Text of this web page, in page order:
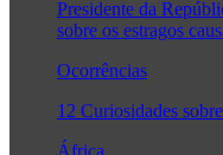
Presidente da
sobre os estragos
Ocorrências
12 Curiosidades
África